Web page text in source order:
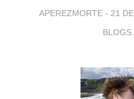
APEREZMORTE - 21
BLOGS